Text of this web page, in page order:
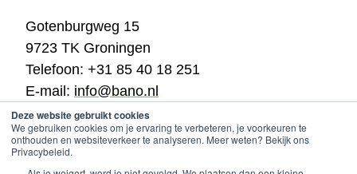
Deze website gebruikt cookies
We gebruiken cookies om je ervaring te verbeteren, je voorkeuren te
onthouden en websiteverkeer te analyseren. Meer weten? Bekijk ons
Privacybeleid.
Gotenburgweg 15
9723 TK Groningen
Telefoon: +31 85 40 18 251
E-mail: info@bano.nl
KVK: 02028065
BTW: NL820479779B01
Cookie policy & privacy © 2025company info